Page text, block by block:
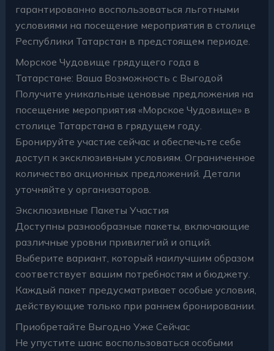
гарантированно воспользоваться льготными
условиями на посещение мероприятия в столице
Республики Татарстан в предстоящем периоде.
Морское Чудовище грядущего года в
Татарстане: Ваша Возможность с Выгодой
Получите уникальные ценовые предложения на
посещение мероприятия «Морское Чудовище» в
столице Татарстана в грядущем году.
Бронируйте участие сейчас и обеспечьте себе
доступ к эксклюзивным условиям. Ограниченное
количество акционных предложений. Детали
уточняйте у организаторов.
Эксклюзивные Пакеты Участия
Доступны разнообразные пакеты, включающие
различные уровни привилегий и опций.
Выберите вариант, который наилучшим образом
соответствует вашим потребностям и бюджету.
Каждый пакет предусматривает особые условия,
действующие только при раннем бронировании.
Приобретайте Выгодно Уже Сейчас
Не упустите шанс воспользоваться особыми